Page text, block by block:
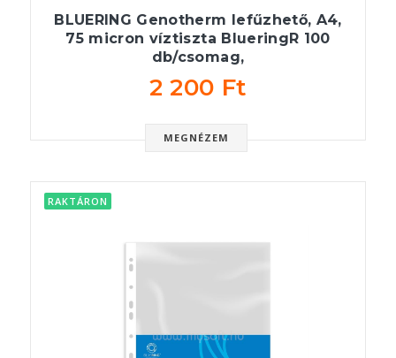
BLUERING Genotherm lefűzhető, A4,
75 micron víztiszta BlueringR 100
db/csomag,
2 200 Ft
MEGNÉZEM
RAKTÁRON